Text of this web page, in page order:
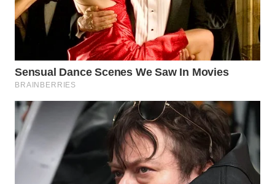
MARTABAT
NET
PLN
WATCH
MKLI
LPKKI